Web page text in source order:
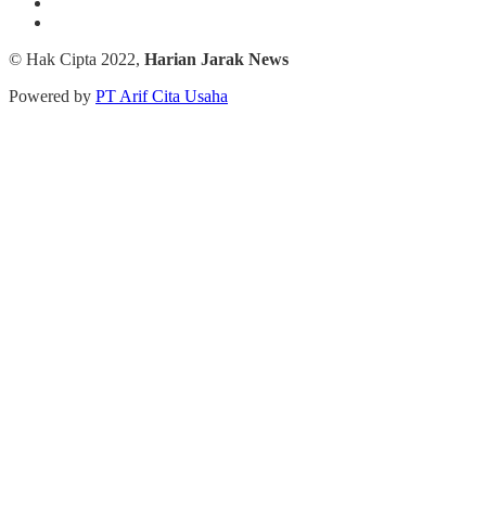
© Hak Cipta 2022, Harian Jarak News
Powered by PT Arif Cita Usaha